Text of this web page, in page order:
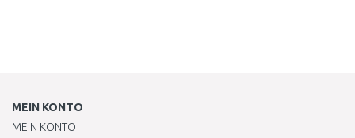
MEIN KONTO
MEIN KONTO